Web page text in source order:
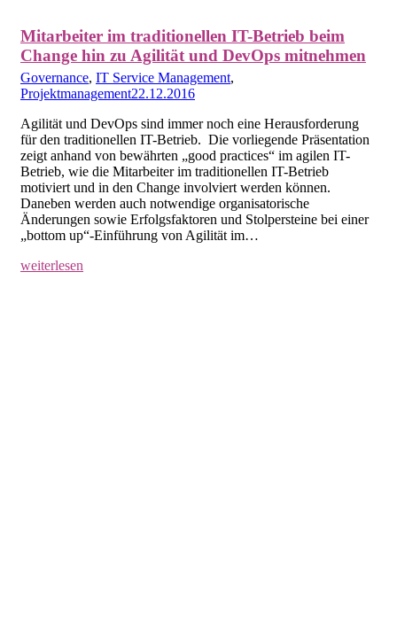
Mitarbeiter im traditionellen IT-Betrieb beim
Change hin zu Agilität und DevOps mitnehmen
Governance, IT Service Management,
Projektmanagement22.12.2016
Agilität und DevOps sind immer noch eine Herausforderung
für den traditionellen IT-Betrieb. Die vorliegende Präsentation
zeigt anhand von bewährten „good practices“ im agilen IT-
Betrieb, wie die Mitarbeiter im traditionellen IT-Betrieb
motiviert und in den Change involviert werden können.
Daneben werden auch notwendige organisatorische
Änderungen sowie Erfolgsfaktoren und Stolpersteine bei einer
„bottom up“-Einführung von Agilität im…
weiterlesen